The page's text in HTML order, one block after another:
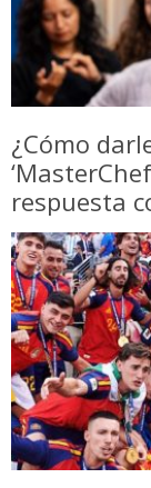
¿Cómo
respuesta